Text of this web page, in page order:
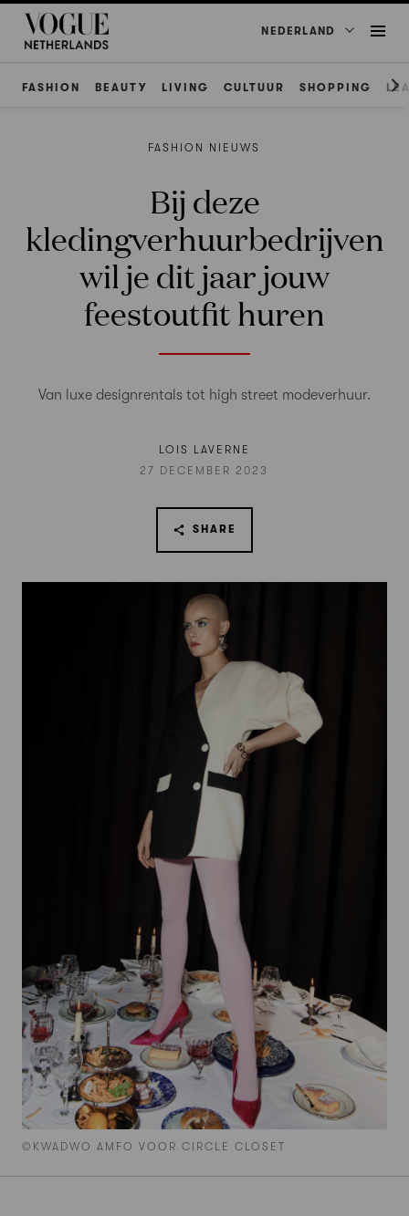
NEDERLAND
FASHION BEAUTY LIVING CULTUUR SHOPPING
©KWADWO AMFO VOOR CIRCLE CLOSET
FASHION NIEUWS
Bij deze
kledingverhuurbedrijven
wil je dit jaar jouw
feestoutfit huren
Van luxe designrentals tot high street modeverhuur.
LOIS LAVERNE
27 DECEMBER 2023
SHARE